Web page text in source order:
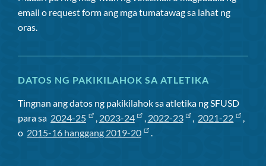
email o request form ang mga tumatawag sa lahat ng
oras.
DATOS NG PAKIKILAHOK SA ATLETIKA
Tingnan ang datos ng pakikilahok sa atletika ng SFUSD
para sa 2024-25 , 2023-24 , 2022-23 , 2021-22
o 2015-16 hanggang 2019-20 .